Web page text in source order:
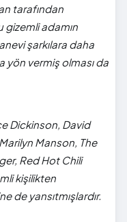
tarafından
gizemli adamın
şarkılara daha
vermiş olması da
Dickinson, David
Manson, The
Red Hot Chili
kişilikten
de yansıtmışlardır.